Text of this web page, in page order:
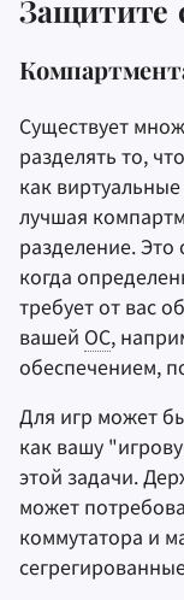
Защитите
Существует
разделять то,
как
лучшая
разделение. Это
когда
требует от вас
вашей ОС,
обеспечением,
Для игр может
как вашу
этой задачи.
может
коммутатора и